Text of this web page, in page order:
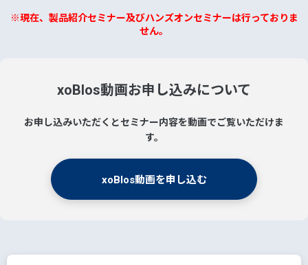
※現在、製品紹介セミナー及びハンズオンセミナーは行っておりま
せん。
xoBlos動画お申し込みについて
お申し込みいただくとセミナー内容を動画でご覧いただけま
す。
xoBlos動画を申し込む